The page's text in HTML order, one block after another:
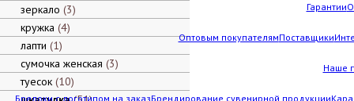
Гарантии
Оптовым покупателямПоставщики
Наше
Брелоки с логотипом на заказБрендирование сувенирной продукции
зеркало 3
кружка 4
лапти 1
сумочка женская 3
туесок 10